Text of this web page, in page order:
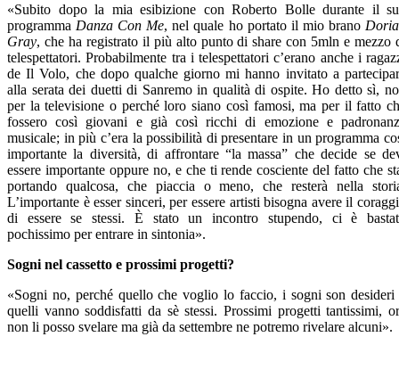
«Subito dopo la mia esibizione con Roberto Bolle durante il
programma Danza Con Me, nel quale ho portato il mio brano
Gray, che ha registrato il più alto punto di share con 5mln e mezzo
telespettatori. Probabilmente tra i telespettatori c’erano anche i
de Il Volo, che dopo qualche giorno mi hanno invitato a
alla serata dei duetti di Sanremo in qualità di ospite. Ho detto sì,
per la televisione o perché loro siano così famosi, ma per il fatto
fossero così giovani e già così ricchi di emozione e
musicale; in più c’era la possibilità di presentare in un programma
importante la diversità, di affrontare “la massa” che decide se
essere importante oppure no, e che ti rende cosciente del fatto che
portando qualcosa, che piaccia o meno, che resterà nella
L’importante è esser sinceri, per essere artisti bisogna avere il
di essere se stessi. È stato un incontro stupendo, ci è
pochissimo per entrare in sintonia».
Sogni nel cassetto e prossimi progetti?
«Sogni no, perché quello che voglio lo faccio, i sogni son desideri
quelli vanno soddisfatti da sè stessi. Prossimi progetti tantissimi,
non li posso svelare ma già da settembre ne potremo rivelare alcuni».